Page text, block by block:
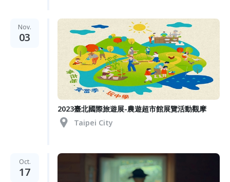
Nov.
03
2023臺北國際旅遊展-農遊超市館展覽活動觀摩
Taipei City
Oct.
17